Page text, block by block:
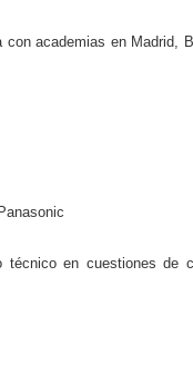
con academias en Madrid,
técnico en cuestiones de